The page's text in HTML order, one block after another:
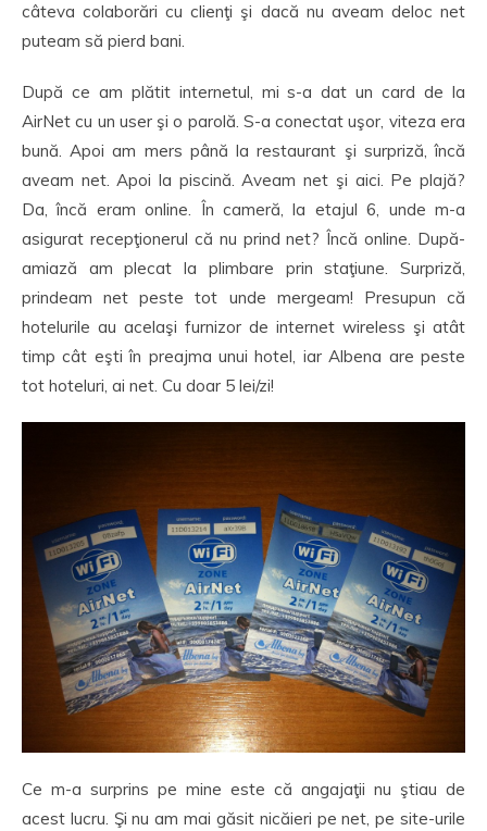
câteva colaborări cu clienţi şi dacă nu aveam deloc net
puteam să pierd bani.
După ce am plătit internetul, mi s-a dat un card de la
AirNet cu un user şi o parolă. S-a conectat uşor, viteza era
bună. Apoi am mers până la restaurant şi surpriză, încă
aveam net. Apoi la piscină. Aveam net şi aici. Pe plajă?
Da, încă eram online. În cameră, la etajul 6, unde m-a
asigurat recepţionerul că nu prind net? Încă online. După-
amiază am plecat la plimbare prin staţiune. Surpriză,
prindeam net peste tot unde mergeam! Presupun că
hotelurile au acelaşi furnizor de internet wireless şi atât
timp cât eşti în preajma unui hotel, iar Albena are peste
tot hoteluri, ai net. Cu doar 5 lei/zi!
Ce m-a surprins pe mine este că angajaţii nu ştiau de
acest lucru. Şi nu am mai găsit nicăieri pe net, pe site-urile